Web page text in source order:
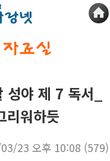
야 제 7 독서_
리워하듯
23 오후 10:08 (579)